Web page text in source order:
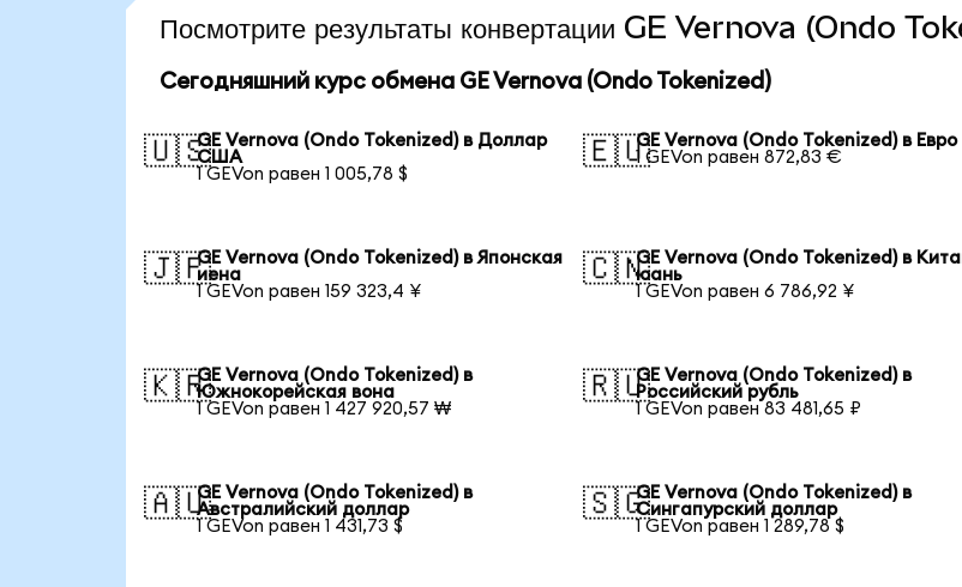
Посмотрите результаты конвертации GE Vernova (Ondo
Сегодняшний курс обмена GE Vernova (Ondo Tokenized)
🇺🇸GE Vernova (Ondo Tokenized) в Доллар
США
1 GEVon равен 1 005,78 $
🇪🇺GE Vernova (Ondo Tokenized) в Евро
1 GEVon равен 872,83 €
🇯🇵GE Vernova (Ondo Tokenized) в Японская
иена
1 GEVon равен 159 323,4 ¥
🇨🇳GE Vernova (Ondo Tokenized) в
юань
1 GEVon равен 6 786,92 ¥
🇰🇷GE Vernova (Ondo Tokenized) в
Южнокорейская вона
1 GEVon равен 1 427 920,57 ₩
🇷🇺GE Vernova (Ondo Tokenized) в
Российский рубль
1 GEVon равен 83 481,65 ₽
🇦🇺GE Vernova (Ondo Tokenized) в
Австралийский доллар
1 GEVon равен 1 431,73 $
🇸🇬GE Vernova (Ondo Tokenized) в
Сингапурский доллар
1 GEVon равен 1 289,78 $